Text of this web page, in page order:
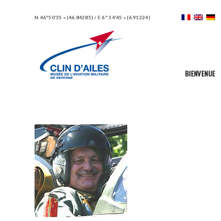
N 46°50’35 » (46.84285) / E 6° 54’45 » (6.91224)
BIENVENUE